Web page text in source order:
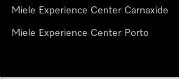
Miele Experience Center Carnaxide
Miele Experience Center Porto